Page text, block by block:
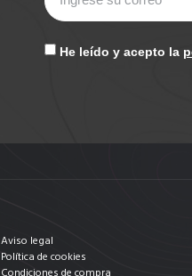
He leído y acepto la
Aviso legal
Política de cookies